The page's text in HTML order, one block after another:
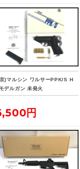
)マルシン ワルサーPPK/S H
デルガン 未発火
円